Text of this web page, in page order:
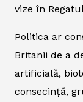
vize în
Politica ar
Britanii de a
artificială,
consecință,